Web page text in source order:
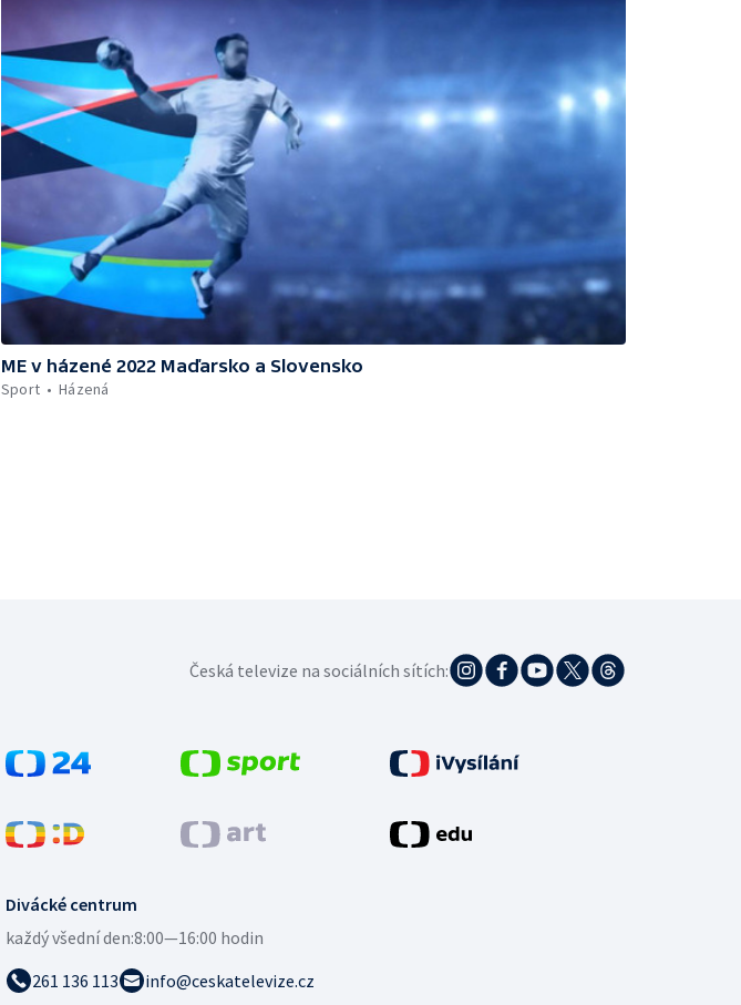
ME v házené 2022 Maďarsko a Slovensko
Sport
Házená
Divácké centrum
každý všední den:8:00—16:00 hodin
261 136 113
info@ceskatelevize.cz
Česká televize na sociálních sítích: